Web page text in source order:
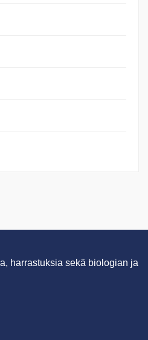
harrastuksia sekä biologian ja